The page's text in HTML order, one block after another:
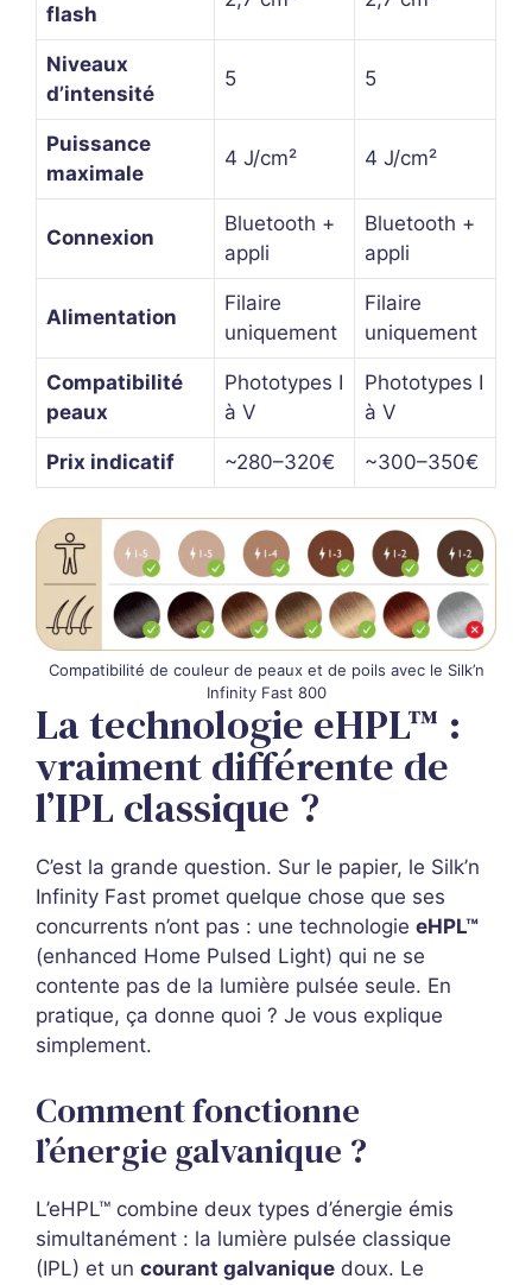
flash
Niveaux
d’intensité
5 5
Puissance
maximale
4 J/cm² 4 J/cm²
Connexion
Bluetooth +
appli
Bluetooth +
appli
Alimentation
Filaire
uniquement
Filaire
uniquement
Compatibilité
peaux
Phototypes I
à V
Phototypes I
à V
Prix indicatif ~280–320€ ~300–350€
Compatibilité de couleur de peaux et de poils avec le Silk’n
Infinity Fast 800
La technologie eHPL™ :
vraiment différente de
l’IPL classique ?
C’est la grande question. Sur le papier, le Silk’n
Infinity Fast promet quelque chose que ses
concurrents n’ont pas : une technologie eHPL™
(enhanced Home Pulsed Light) qui ne se
contente pas de la lumière pulsée seule. En
pratique, ça donne quoi ? Je vous explique
simplement.
Comment fonctionne
l’énergie galvanique ?
L’eHPL™ combine deux types d’énergie émis
simultanément : la lumière pulsée classique
(IPL) et un courant galvanique doux. Le